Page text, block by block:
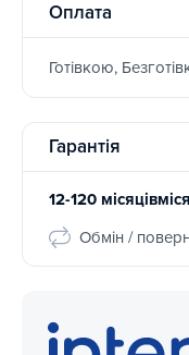
Оплата
Готівкою,
Гарантія
12-120
Обмін /